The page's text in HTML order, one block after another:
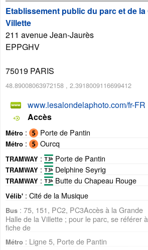
Etablissement public du parc et de la
Villette
211 avenue Jean-Jaurès
EPPGHV
75019 PARIS
48.89008063972158 , 2.3918009116699412
www.lesalondelaphoto.com/fr-FR
Accès
Métro : Porte de Pantin
Métro : Ourcq
TRAMWAY : Porte de Pantin
TRAMWAY : Delphine Seyrig
TRAMWAY : Butte du Chapeau Rouge
Vélib' : Cité de la Musique
Bus : 75, 151, PC2, PC3Accès à la Grande
Halle de la Villette ; pour le parc, se référer
fiche de
Métro : Ligne 5, Porte de Pantin